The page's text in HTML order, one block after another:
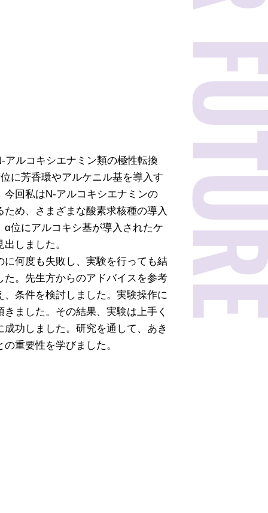
アルコキシエナミン類の極性転換
に芳香環やアルケニル基を導入す
今回私はN-アルコキシエナミンの
め、さまざまな酸素求核種の導入
位にアルコキシ基が導入されたケ
しました。
に何度も失敗し、実験を行っても結
た。先生方からのアドバイスを参考
条件を検討しました。実験操作に
ました。その結果、実験は上手く
功しました。研究を通して、あき
重要性を学びました。